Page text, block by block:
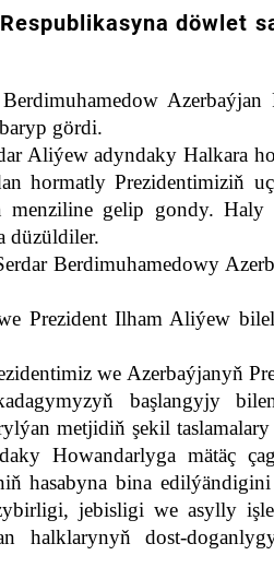
döwlet
Azerbaýjan
gördi.
Aliýew adyndaky Halkara
hormatly Prezidentimiziň
menziline gelip gondy.
düzüldiler.
Berdimuhamedowy
Prezident Ilham Aliýew
we Azerbaýjanyň
başlangyjy
metjidiň şekil
Howandarlyga mätäç
hasabyna bina
jebisligi we asylly
halklarynyň dost-